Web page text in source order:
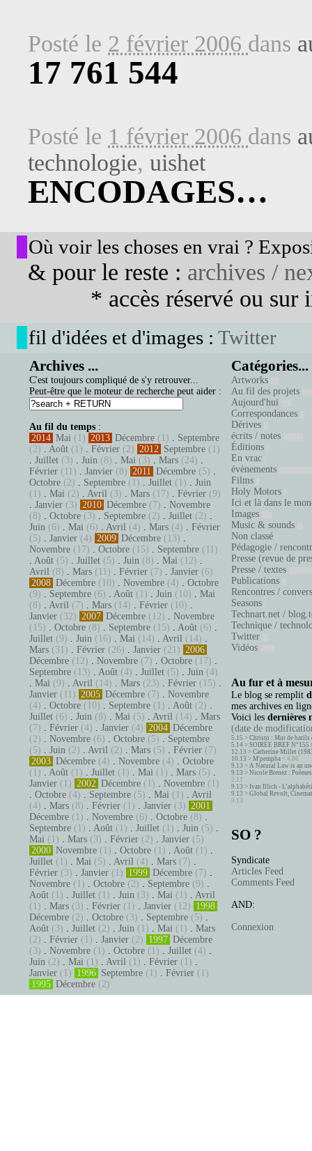
Posté le 2 février 2006 dans
17 761 544
Posté le 1 février 2006 dans
technologie, uishet
ENCODAGES…
Où voir les choses en vrai ?
& pour le reste : archives /
* accès réservé ou sur
fil d'idées et d'images : Twitter
Archives ...
C'est toujours compliqué de s'y retrouver...
Peut-être que le moteur de recherche peut aider :
Au fil du temps :
2014 Mai (1) 2013 Décembre (1) . Septembre
(2) . Août (1) . Février (2) 2012 Septembre (1)
. Juillet (3) . Juin (8) . Mai (3) . Mars (24) .
Février (11) . Janvier (8) 2011 Décembre (5) .
Octobre (2) . Septembre (1) . Juillet (1) . Juin
(1) . Mai (2) . Avril (3) . Mars (17) . Février (9)
. Janvier (3) 2010 Décembre (7) . Novembre
(8) . Octobre (3) . Septembre (2) . Juillet (2) .
Juin (6) . Mai (6) . Avril (4) . Mars (4) . Février
(5) . Janvier (4) 2009 Décembre (13) .
Novembre (17) . Octobre (15) . Septembre (11)
. Août (5) . Juillet (5) . Juin (8) . Mai (12) .
Avril (8) . Mars (11) . Février (7) . Janvier (6)
2008 Décembre (10) . Novembre (4) . Octobre
(9) . Septembre (6) . Août (1) . Juin (10) . Mai
(8) . Avril (7) . Mars (14) . Février (10) .
Janvier (32) 2007 Décembre (12) . Novembre
(15) . Octobre (8) . Septembre (15) . Août (6) .
Juillet (9) . Juin (16) . Mai (14) . Avril (14) .
Mars (31) . Février (26) . Janvier (21) 2006
Décembre (12) . Novembre (7) . Octobre (17) .
Septembre (13) . Août (4) . Juillet (5) . Juin (4)
. Mai (9) . Avril (14) . Mars (23) . Février (15) .
Janvier (11) 2005 Décembre (7) . Novembre
(4) . Octobre (10) . Septembre (1) . Août (2) .
Juillet (6) . Juin (8) . Mai (5) . Avril (14) . Mars
(7) . Février (4) . Janvier (4) 2004 Décembre
(2) . Novembre (6) . Octobre (5) . Septembre
(5) . Juin (2) . Avril (2) . Mars (5) . Février (7)
2003 Décembre (4) . Novembre (4) . Octobre
(1) . Août (1) . Juillet (1) . Mai (1) . Mars (5) .
Janvier (1) 2002 Décembre (1) . Novembre (1)
. Octobre (4) . Septembre (5) . Mai (1) . Avril
(4) . Mars (8) . Février (1) . Janvier (3) 2001
Décembre (1) . Novembre (6) . Octobre (8) .
Septembre (1) . Août (1) . Juillet (1) . Juin (5) .
Mai (1) . Mars (3) . Février (2) . Janvier (5)
2000 Novembre (1) . Octobre (1) . Août (1) .
Juillet (1) . Mai (5) . Avril (4) . Mars (7) .
Février (3) . Janvier (1) 1999 Décembre (7) .
Novembre (1) . Octobre (2) . Septembre (9) .
Août (1) . Juillet (1) . Juin (3) . Mai (1) . Avril
(1) . Mars (3) . Février (1) . Janvier (12) 1998
Décembre (2) . Octobre (3) . Septembre (5) .
Août (3) . Juillet (2) . Juin (1) . Mai (1) . Mars
(2) . Février (1) . Janvier (2) 1997 Décembre
(3) . Novembre (1) . Octobre (1) . Juillet (4) .
Juin (2) . Mai (1) . Avril (1) . Février (1) .
Janvier (1) 1996 Septembre (1) . Février (1)
1995 Décembre (2)
Catégories...
Artworks
Au fil des projets
Aujourd'hui
Correspondances
Dérives
écrits / notes
Éditions
En vrac
évènements
Films
Holy Motors
Ici et là dans le
Images
Music & sounds
Non classé
Pédagogie /
Presse (revue de
Presse / textes
Publications
Rencontres /
Seasons
Technart.net /
Technique /
Twitter
Vidéos
Au fur et à
Le blog se remplit
mes archives en
Voici les dernières
(date de
5.15 > Christo : Mur de barils
5.14 > SOIRÉE BREF
12.13 > Catherine Millet
10.13 > M'pempba < 4.06
9.13 > A Natural Law is an
9.13 > Nicole Brenez :
2.11
9.13 > Ivan Illich -
9.13 > Global Revolt,
9.13
SO ?
Syndicate
Articles Feed
Comments Feed
AND:
Connexion